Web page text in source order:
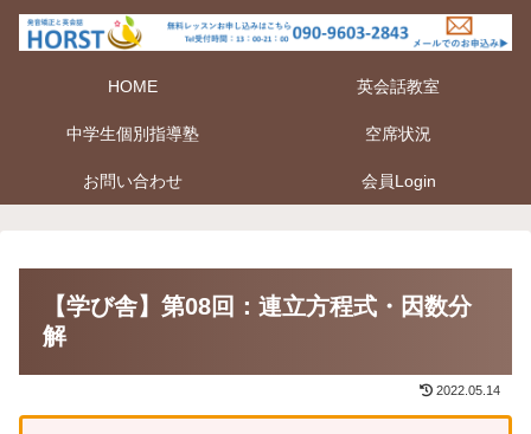
HOME 英会話教室
中学生個別指導塾 空席状況
お問い合わせ 会員Login
【学び舎】第08回：連立方程式・因数分
解
2022.05.14